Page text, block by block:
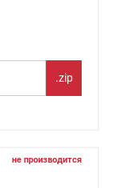
.zip
не производится